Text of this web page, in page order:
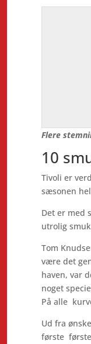
Flere
10
Tivoli er
sæsonen
Det er med
utrolig
Tom
være det
haven, var
noget
På alle
Ud fra
første